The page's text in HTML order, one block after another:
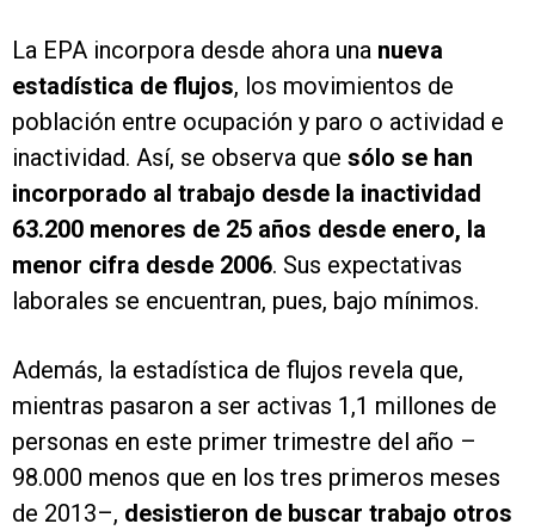
La EPA incorpora desde ahora una nueva
estadística de flujos, los movimientos de
población entre ocupación y paro o actividad e
inactividad. Así, se observa que sólo se han
incorporado al trabajo desde la inactividad
63.200 menores de 25 años desde enero, la
menor cifra desde 2006. Sus expectativas
laborales se encuentran, pues, bajo mínimos.
Además, la estadística de flujos revela que,
mientras pasaron a ser activas 1,1 millones de
personas en este primer trimestre del año –
98.000 menos que en los tres primeros meses
de 2013–, desistieron de buscar trabajo otros